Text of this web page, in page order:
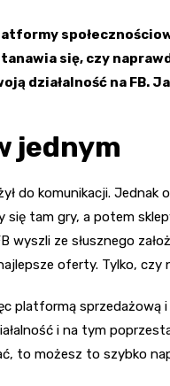
się, czy
działalność na FB.
jednym
do komunikacji.
się tam gry, a potem
wyszli ze słusznego
oferty. Tylko, czy
platformą sprzedażową
i na tym
to możesz to szybko